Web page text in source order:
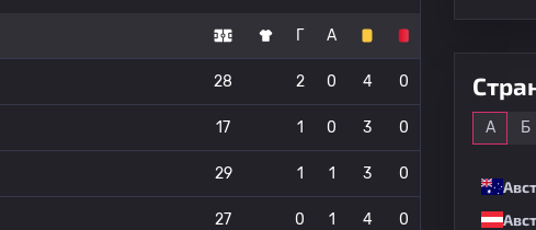
Г А
28 2 0 4 0
17 1 0 3 0
29 1 1 3 0
27 0 1 4 0
А Б